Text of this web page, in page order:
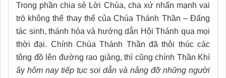
Trong phần chia sẻ Lời Chúa, cha xứ nhấn mạnh vai
trò không thể thay thế của Chúa Thánh Thần – Đấng
tác sinh, thánh hóa và hướng dẫn Hội Thánh qua mọi
thời đại. Chính Chúa Thánh Thần đã thôi thúc các
tông đồ lên đường rao giảng, thì cũng chính Thần Khí
ấy hôm nay tiếp tục soi dẫn và nâng đỡ những người